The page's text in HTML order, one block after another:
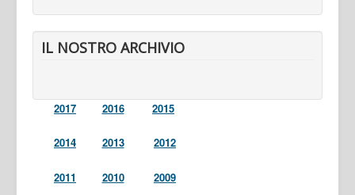
IL NOSTRO ARCHIVIO
2017 2016 2015
2014 2013 2012
2011 2010 2009